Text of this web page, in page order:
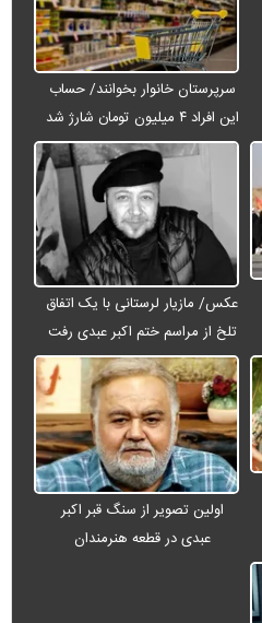
سرپرستان خانوار بخوانند/ حساب
این افراد ۴ میلیون تومان شارژ شد
عکس/ مازیار لرستانی با یک اتفاق
تلخ از مراسم ختم اکبر عبدی رفت
اولین تصویر از سنگ قبر اکبر
عبدی در قطعه هنرمندان